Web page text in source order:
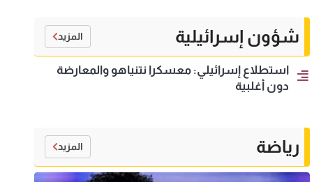
شؤون إسرائيلية المزيد
استطلاع إسرائيلي: معسكرا نتنياهو والمعارضة
دون أغلبية
رياضة المزيد